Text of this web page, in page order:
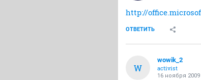
http://
ОТВЕТИТЬ
W
wowik_2
activist
16 ноября 2009